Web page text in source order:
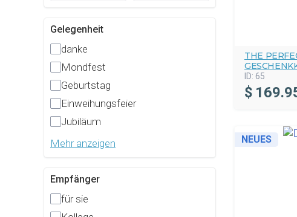
Gelegenheit
danke
Mondfest
Geburtstag
Einweihungsfeier
Jubiläum
Mehr anzeigen
Empfänger
für sie
THE
ID: 65
$
NEUES